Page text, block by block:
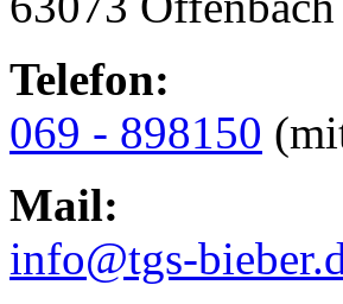
Telefon:
069 - 898150
Mail:
info@tgs-